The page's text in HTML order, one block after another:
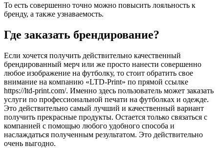
То есть совершенно точно можно повысить лояльность к
бренду, а также узнаваемость.
Где заказать брендирование?
Если хочется получить действительно качественный
брендированный мерч или же просто нанести совершенно
любое изображение на футболку, то стоит обратить свое
внимание на компанию «LTD-Print» по прямой ссылке
https://ltd-print.com/. Именно здесь пользователь может заказать
услуги по профессиональной печати на футболках и одежде.
Это действительно самый лучший и качественный вариант
получить прекрасные продукты. Остается только связаться с
компанией с помощью любого удобного способа и
наслаждаться полученным результатом. Это действительно
очень выгодно.